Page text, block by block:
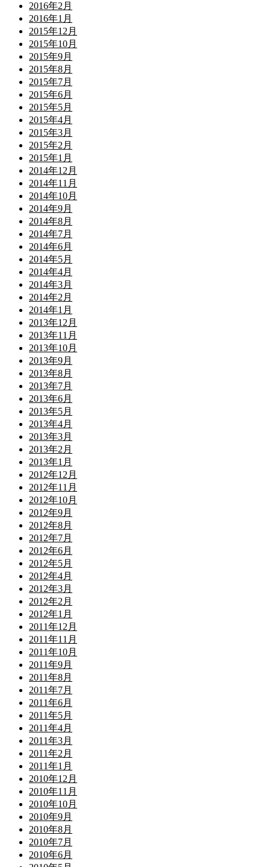
2016年2月
2016年1月
2015年12月
2015年10月
2015年9月
2015年8月
2015年7月
2015年6月
2015年5月
2015年4月
2015年3月
2015年2月
2015年1月
2014年12月
2014年11月
2014年10月
2014年9月
2014年8月
2014年7月
2014年6月
2014年5月
2014年4月
2014年3月
2014年2月
2014年1月
2013年12月
2013年11月
2013年10月
2013年9月
2013年8月
2013年7月
2013年6月
2013年5月
2013年4月
2013年3月
2013年2月
2013年1月
2012年12月
2012年11月
2012年10月
2012年9月
2012年8月
2012年7月
2012年6月
2012年5月
2012年4月
2012年3月
2012年2月
2012年1月
2011年12月
2011年11月
2011年10月
2011年9月
2011年8月
2011年7月
2011年6月
2011年5月
2011年4月
2011年3月
2011年2月
2011年1月
2010年12月
2010年11月
2010年10月
2010年9月
2010年8月
2010年7月
2010年6月